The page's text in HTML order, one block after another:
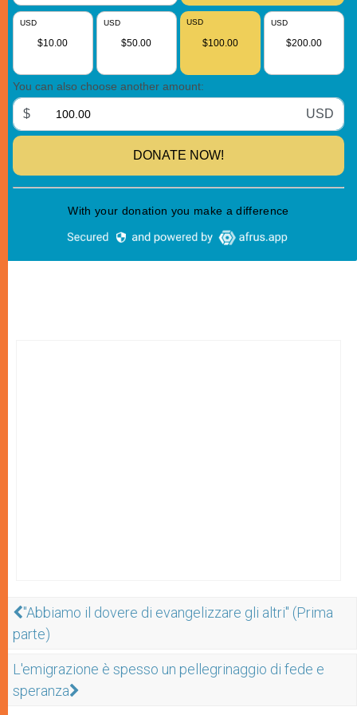
"Abbiamo il dovere di evangelizzare gli altri" (Prima
parte)
L'emigrazione è spesso un pellegrinaggio di fede e
speranza